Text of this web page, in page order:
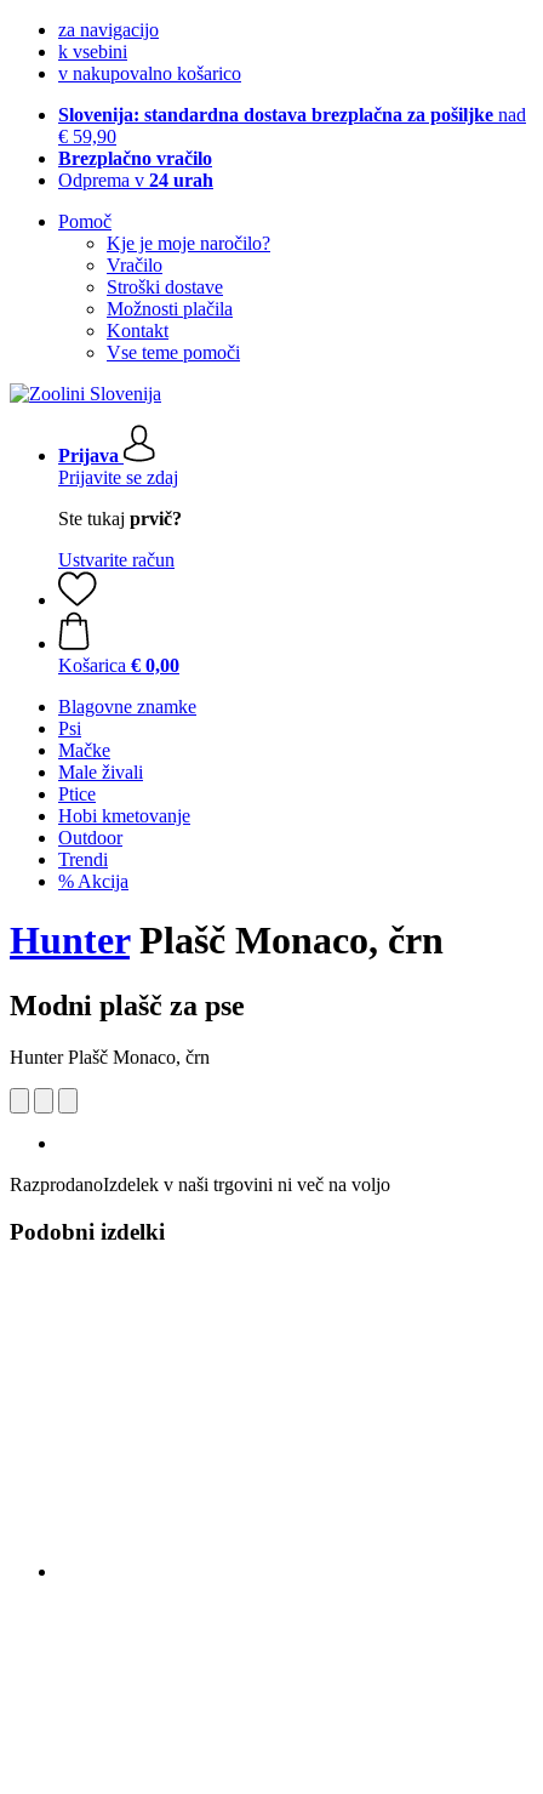
za navigacijo
k vsebini
v nakupovalno košarico
Slovenija: standardna dostava brezplačna za pošiljke nad
€ 59,90
Brezplačno vračilo
Odprema v 24 urah
Pomoč
Kje je moje naročilo?
Vračilo
Stroški dostave
Možnosti plačila
Kontakt
Vse teme pomoči
Prijava
Prijavite se zdaj
Ste tukaj prvič?
Ustvarite račun
Košarica € 0,00
Blagovne znamke
Psi
Mačke
Male živali
Ptice
Hobi kmetovanje
Outdoor
Trendi
% Akcija
HunterPlašč Monaco, črn
Modni plašč za pse
Hunter Plašč Monaco, črn
RazprodanoIzdelek v naši trgovini ni več na voljo
Podobni izdelki